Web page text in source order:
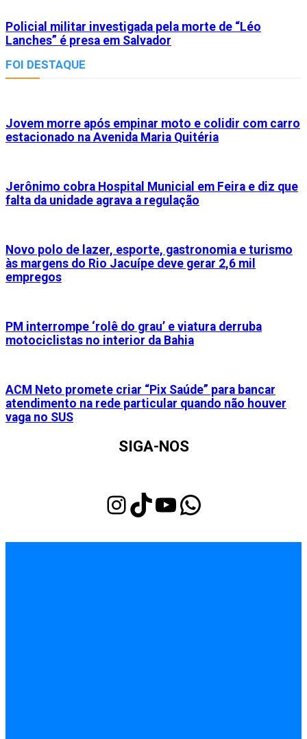
Policial militar investigada pela morte de “Léo
Lanches” é presa em Salvador
FOI DESTAQUE
Jovem morre após empinar moto e colidir com carro
estacionado na Avenida Maria Quitéria
Jerônimo cobra Hospital Municial em Feira e diz que
falta da unidade agrava a regulação
Novo polo de lazer, esporte, gastronomia e turismo
às margens do Rio Jacuípe deve gerar 2,6 mil
empregos
PM interrompe ‘rolê do grau’ e viatura derruba
motociclistas no interior da Bahia
ACM Neto promete criar “Pix Saúde” para bancar
atendimento na rede particular quando não houver
vaga no SUS
SIGA-NOS
Instagram TikTok Youtube WhatsApp